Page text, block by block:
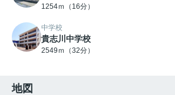
1254ｍ（16分）
中学校
貴志川中学校
2549ｍ（32分）
地図